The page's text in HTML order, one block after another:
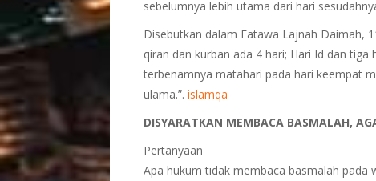
sebelumnya lebih utama dari hari
Disebutkan dalam Fatawa Lajnah Daimah,
qiran dan kurban ada 4 hari; Hari Id dan
terbenamnya matahari pada hari keempat
ulama.”. islamqa
DISYARATKAN MEMBACA BASMALAH,
Pertanyaan
Apa hukum tidak membaca basmalah pada